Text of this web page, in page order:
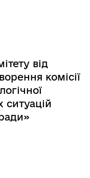
від
комісії
ситуацій